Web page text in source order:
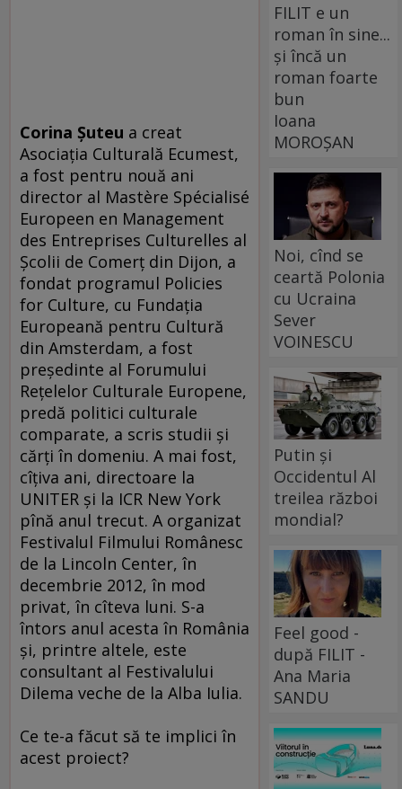
Corina Şuteu a creat
Asociaţia Culturală Ecumest,
a fost pentru nouă ani
director al Mastère Spécialisé
Europeen en Management
des Entreprises Culturelles al
Şcolii de Comerţ din Dijon, a
fondat programul Policies
for Culture, cu Fundaţia
Europeană pentru Cultură
din Amsterdam, a fost
preşedinte al Forumului
Reţelelor Culturale Europene,
predă politici culturale
comparate, a scris studii şi
cărţi în domeniu. A mai fost,
cîţiva ani, directoare la
UNITER şi la ICR New York
pînă anul trecut. A organizat
Festivalul Filmului Românesc
de la Lincoln Center, în
decembrie 2012, în mod
privat, în cîteva luni. S-a
întors anul acesta în România
şi, printre altele, este
consultant al Festivalului
Dilema veche de la Alba Iulia.
Ce te-a făcut să te implici în
acest proiect?
FILIT e un
roman în sine...
și încă un
roman foarte
bun
Ioana
MOROȘAN
Noi, cînd se
ceartă Polonia
cu Ucraina
Sever
VOINESCU
Putin și
Occidentul Al
treilea război
mondial?
Feel good -
după FILIT -
Ana Maria
SANDU